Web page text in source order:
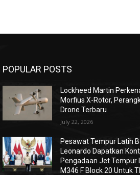
POPULAR POSTS
Lockheed Martin
Morfius X-Rotor,
Drone Terbaru
July 22, 2026
Pesawat Tempur Latih
Leonardo Dapatkan
Pengadaan Jet Tempur
M346 F Block 20 Untuk